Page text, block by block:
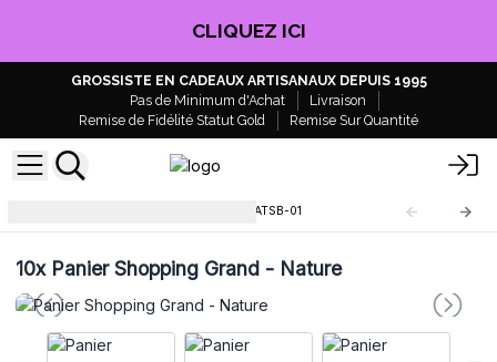
CLIQUEZ ICI
GROSSISTE EN CADEAUX ARTISANAUX DEPUIS 1995
Pas de Minimum d'Achat
Livraison
Remise de Fidélité Statut Gold
Remise Sur Quantité
NATSB-01
10xPanier Shopping Grand - Nature